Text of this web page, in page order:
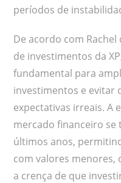
períodos de
De acordo com Rachel
de investimentos da
fundamental para
investimentos e evitar
expectativas irreais. A
mercado financeiro se
últimos anos,
com valores menores,
a crença de que